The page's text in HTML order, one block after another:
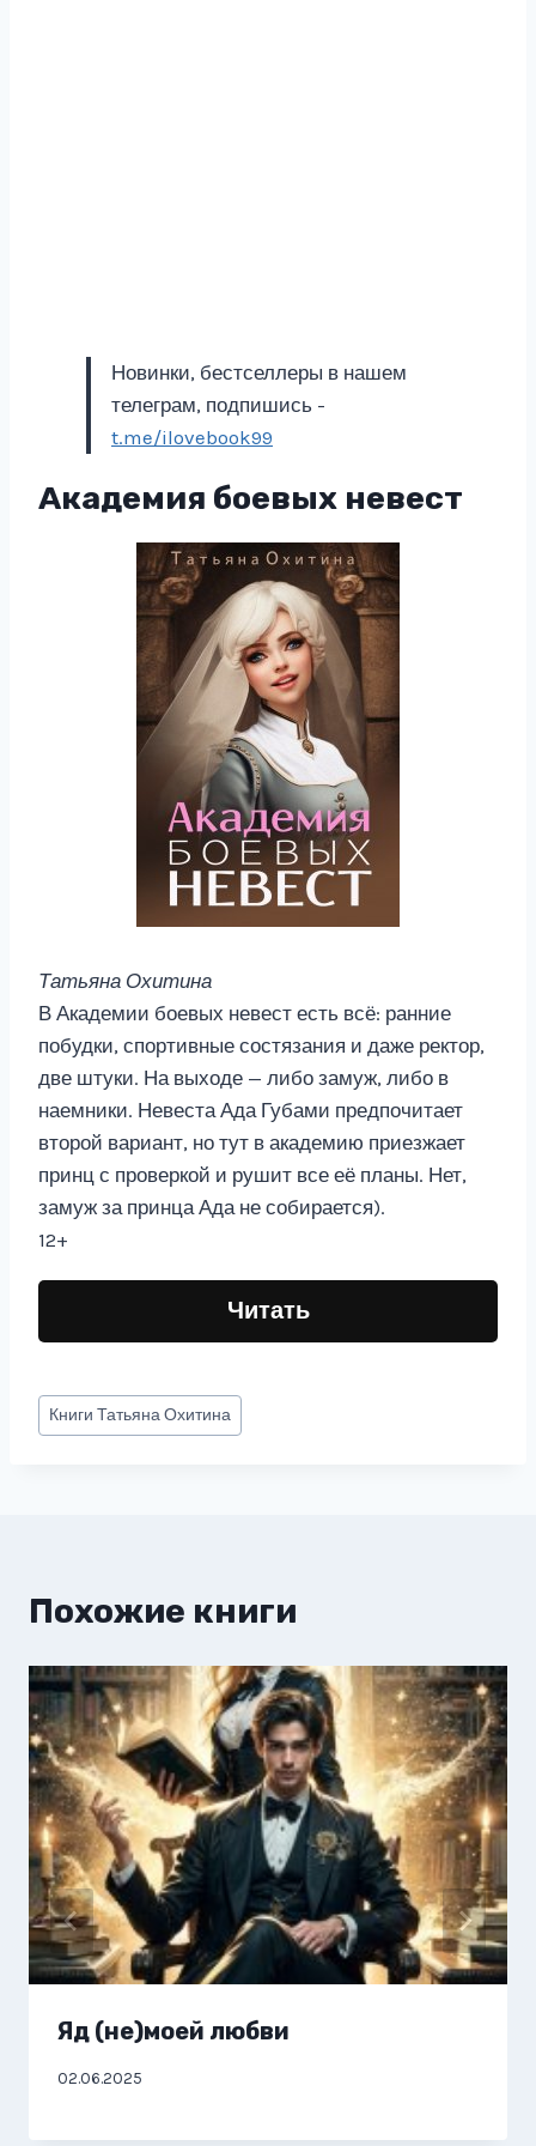
Новинки, бестселлеры в нашем
телеграм, подпишись -
t.me/ilovebook99
Академия боевых невест
Татьяна Охитина
В Академии боевых невест есть всё: ранние
побудки, спортивные состязания и даже ректор,
две штуки. На выходе — либо замуж, либо в
наемники. Невеста Ада Губами предпочитает
второй вариант, но тут в академию приезжает
принц с проверкой и рушит все её планы. Нет,
замуж за принца Ада не собирается).
12+
Читать
Метки
записи:
КнигиТатьяна Охитина
Похожие книги
Яд (не)моей любви
02.06.2025